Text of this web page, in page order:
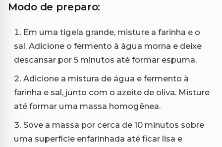
Modo de preparo:
Em uma tigela grande, misture a farinha e o
sal. Adicione o fermento à água morna e deixe
descansar por 5 minutos até formar espuma.
Adicione a mistura de água e fermento à
farinha e sal, junto com o azeite de oliva. Misture
até formar uma massa homogênea.
Sove a massa por cerca de 10 minutos sobre
uma superfície enfarinhada até ficar lisa e